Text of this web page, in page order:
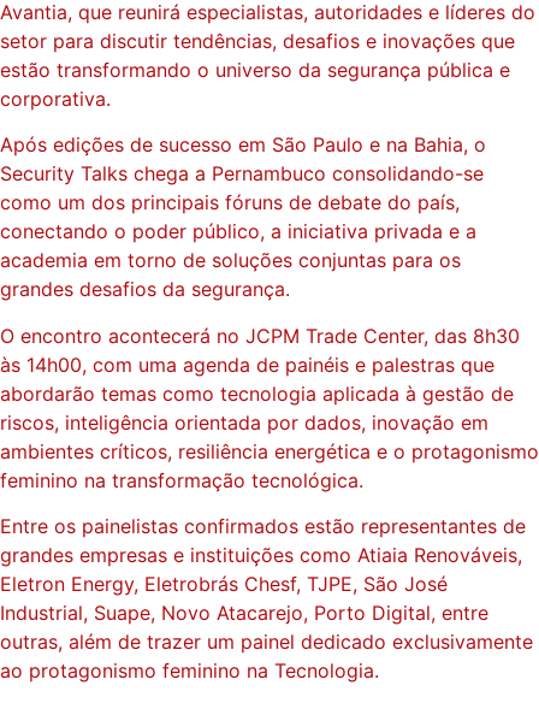
Avantia, que reunirá especialistas, autoridades e líderes do
setor para discutir tendências, desafios e inovações que
estão transformando o universo da segurança pública e
corporativa.
Após edições de sucesso em São Paulo e na Bahia, o
Security Talks chega a Pernambuco consolidando-se
como um dos principais fóruns de debate do país,
conectando o poder público, a iniciativa privada e a
academia em torno de soluções conjuntas para os
grandes desafios da segurança.
O encontro acontecerá no JCPM Trade Center, das 8h30
às 14h00, com uma agenda de painéis e palestras que
abordarão temas como tecnologia aplicada à gestão de
riscos, inteligência orientada por dados, inovação em
ambientes críticos, resiliência energética e o protagonismo
feminino na transformação tecnológica.
Entre os painelistas confirmados estão representantes de
grandes empresas e instituições como Atiaia Renováveis,
Eletron Energy, Eletrobrás Chesf, TJPE, São José
Industrial, Suape, Novo Atacarejo, Porto Digital, entre
outras, além de trazer um painel dedicado exclusivamente
ao protagonismo feminino na Tecnologia.